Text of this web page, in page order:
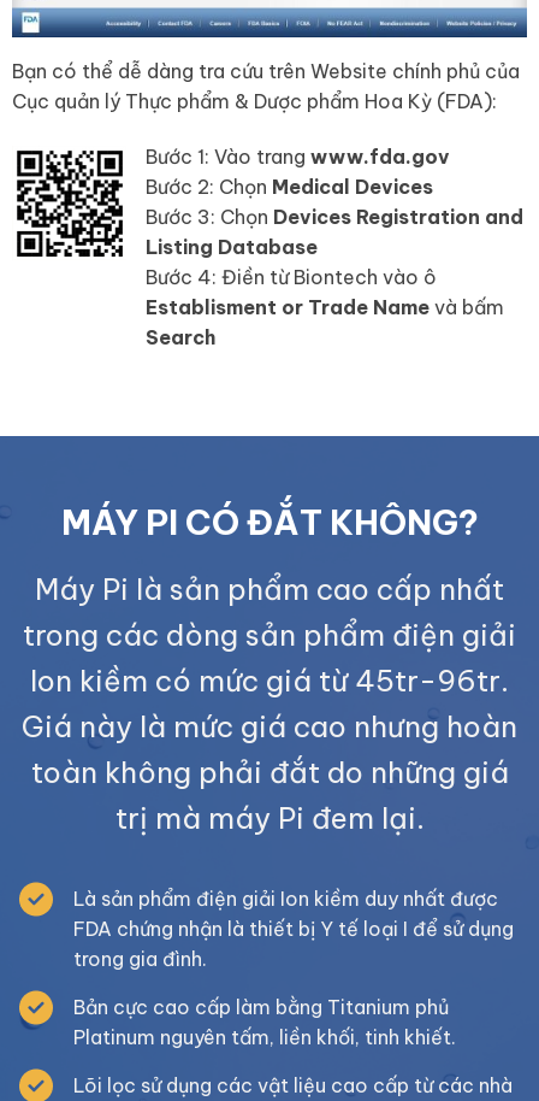
Bạn có thể dễ dàng tra cứu trên Website chính phủ của
Cục quản lý Thực phẩm & Dược phẩm Hoa Kỳ (FDA):
Bước 1: Vào trang www.fda.gov
Bước 2: Chọn Medical Devices
Bước 3: Chọn Devices Registration and
Listing Database
Bước 4: Điền từ Biontech vào ô
Establisment or Trade Namevà bấm
Search
MÁY PI CÓ ĐẮT KHÔNG?
Máy Pi là sản phẩm cao cấp nhất
trong các dòng sản phẩm điện giải
Ion kiềm có mức giá từ 45tr-96tr.
Giá này là mức giá cao nhưng hoàn
toàn không phải đắt do những giá
trị mà máy Pi đem lại.
Là sản phẩm điện giải Ion kiềm duy nhất được
FDA chứng nhận là thiết bị Y tế loại I để sử dụng
trong gia đình.
Bản cực cao cấp làm bằng Titanium phủ
Platinum nguyên tấm, liền khối, tinh khiết.
Lõi lọc sử dụng các vật liệu cao cấp từ các nhà